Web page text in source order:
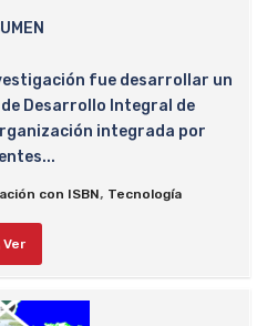
fue desarrollar un
Desarrollo Integral de
integrada por
con ISBN, Tecnología
Ver